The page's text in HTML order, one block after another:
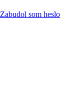
Zabudol som heslo